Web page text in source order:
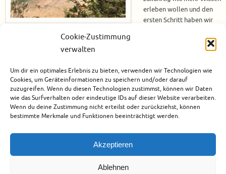
Cookie-Zustimmung
verwalten
Um dir ein optimales Erlebnis zu bieten, verwenden wir Technologien wie
Cookies, um Geräteinformationen zu speichern und/oder darauf
zuzugreifen. Wenn du diesen Technologien zustimmst, können wir Daten
wie das Surfverhalten oder eindeutige IDs auf dieser Website verarbeiten.
Wenn du deine Zustimmung nicht erteilst oder zurückziehst, können
bestimmte Merkmale und Funktionen beeinträchtigt werden.
Akzeptieren
Ablehnen
erleben wollen und den
ersten Schritt haben wir
Naga Diving Center vollzogen. Bevor unser PADI Open Water Diver
Tauchkurs starten konnte, mussten wir kurzfristig eine neue Tauchschule
schon beim Schnuppertauchen begleitet hat, machen. Leider war er zur…
Weiterlesen
April 16, 2018 Afrika, Ägypten,Sharm El Naga,Tauchen 3